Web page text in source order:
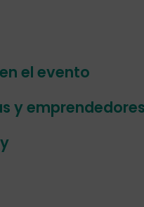
el evento
y emprendedores